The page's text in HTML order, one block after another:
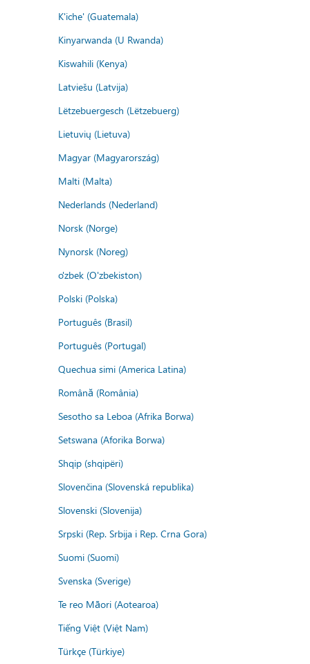
K'iche' (Guatemala)
Kinyarwanda (U Rwanda)
Kiswahili (Kenya)
Latviešu (Latvija)
Lëtzebuergesch (Lëtzebuerg)
Lietuvių (Lietuva)
Magyar (Magyarország)
Malti (Malta)
Nederlands (Nederland)
Norsk (Norge)
Nynorsk (Noreg)
o'zbek (O'zbekiston)
Polski (Polska)
Português (Brasil)
Português (Portugal)
Quechua simi (America Latina)
Română (România)
Sesotho sa Leboa (Afrika Borwa)
Setswana (Aforika Borwa)
Shqip (shqipëri)
Slovenčina (Slovenská republika)
Slovenski (Slovenija)
Srpski (Rep. Srbija i Rep. Crna Gora)
Suomi (Suomi)
Svenska (Sverige)
Te reo Māori (Aotearoa)
Tiếng Việt (Việt Nam)
Türkçe (Türkiye)